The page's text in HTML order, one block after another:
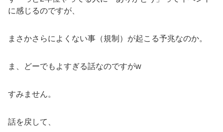
に感じるのですが、
まさかさらによくない事（規制）が起こる予兆なのか。
ま、どーでもよすぎる話なのですがw
すみません。
話を戻して、